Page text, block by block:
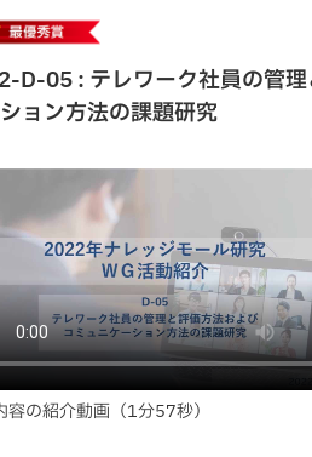
D-05 : テレワーク社員の管
ョン方法の課題研究
容の紹介動画（1分57秒）